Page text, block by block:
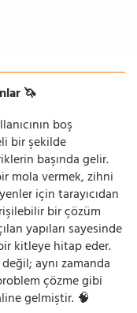
🦄
boş
bir şekilde
başında gelir.
mola vermek, zihni
için tarayıcıdan
bir çözüm
yapıları sayesinde
kitleye hitap eder.
aynı zamanda
çözme gibi
gelmiştir. 🧠